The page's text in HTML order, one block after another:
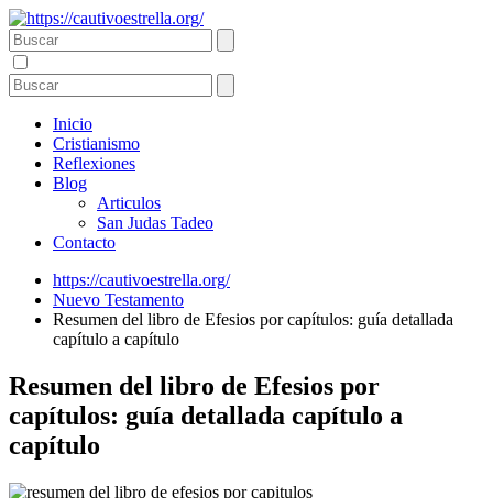
Inicio
Cristianismo
Reflexiones
Blog
Articulos
San Judas Tadeo
Contacto
https://cautivoestrella.org/
Nuevo Testamento
Resumen del libro de Efesios por capítulos: guía detallada
capítulo a capítulo
Resumen del libro de Efesios por
capítulos: guía detallada capítulo a
capítulo